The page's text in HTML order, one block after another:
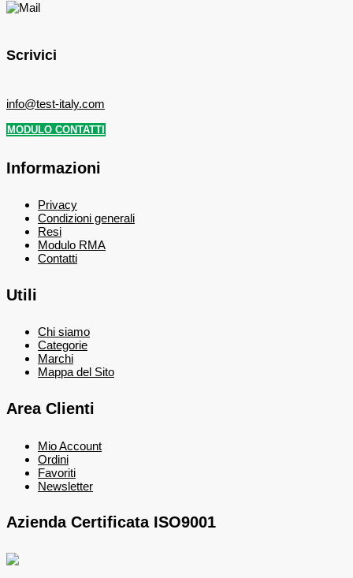
Scrivici
info@test-italy.com
MODULO CONTATTI
Informazioni
Privacy
Condizioni generali
Resi
Modulo RMA
Contatti
Utili
Chi siamo
Categorie
Marchi
Mappa del Sito
Area Clienti
Mio Account
Ordini
Favoriti
Newsletter
Azienda Certificata ISO9001